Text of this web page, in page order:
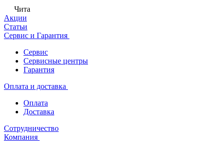
Чита
Акции
Статьи
Сервис и Гарантия
Сервис
Сервисные центры
Гарантия
Оплата и доставка
Оплата
Доставка
Сотрудничество
Компания